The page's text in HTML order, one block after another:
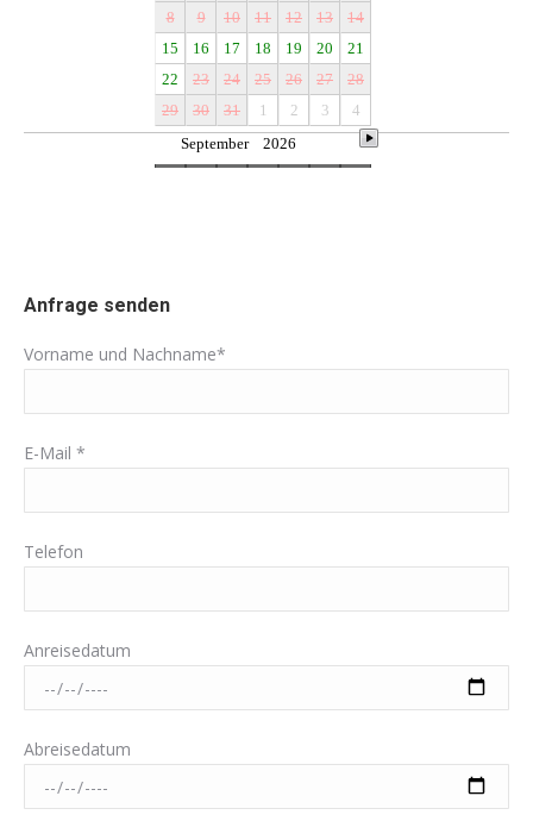
Anfrage senden
Vorname und Nachname*
E-Mail *
Telefon
Anreisedatum
Abreisedatum